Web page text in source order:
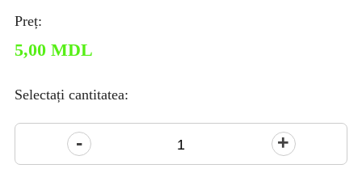
Preț:
5,00 MDL
Selectați cantitatea:
Cantitate
Închizătorul